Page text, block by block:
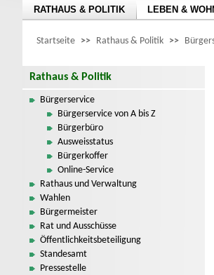
RATHAUS & POLITIK LEBEN &
Startseite >> Rathaus & Politik >>
Rathaus & Politik
Bürgerservice
Bürgerservice von A bis Z
Bürgerbüro
Ausweisstatus
Bürgerkoffer
Online-Service
Rathaus und Verwaltung
Wahlen
Bürgermeister
Rat und Ausschüsse
Öffentlichkeitsbeteiligung
Standesamt
Pressestelle